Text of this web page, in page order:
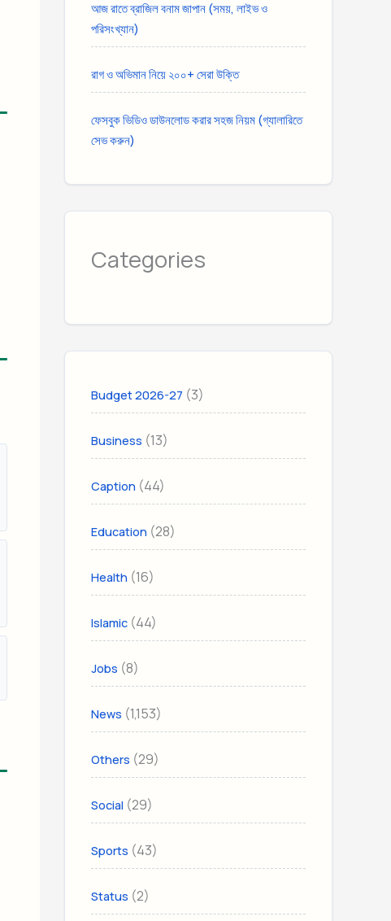
আজ রাতে ব্রাজিল বনাম জাপান (সময়, লাইভ ও
পরিসংখ্যান)
রাগ ও অভিমান নিয়ে ২০০+ সেরা উক্তি
ফেসবুক ভিডিও ডাউনলোড করার সহজ নিয়ম (গ্যালারিতে
সেভ করুন)
Categories
Budget 2026-27 (3)
Business (13)
Caption (44)
Education (28)
Health (16)
Islamic (44)
Jobs (8)
News (1,153)
Others (29)
Social (29)
Sports (43)
Status (2)